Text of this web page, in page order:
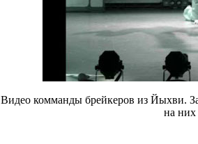
Видео комманды брейкеров из Йыхви.
на них